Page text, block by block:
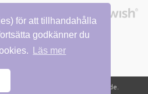
för att tillhandahålla
godkänner du
Läs mer
Alla rättigheter reserverade.